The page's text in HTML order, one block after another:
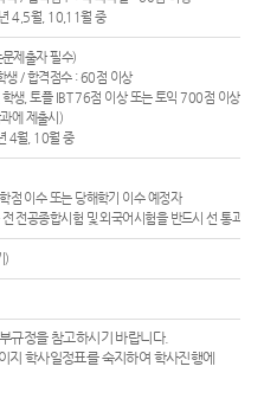
4,5월, 10,11월 중
문제출자 필수)
생 / 합격점수 : 60점 이상
학생, 토플 IBT 76점 이상 또는 토익 700점 이상 취
에 제출시)
4월, 10월 중
점 이수 또는 당해학기 이수 예정자
전공종합시험 및 외국어시험을 반드시 선 통과하
)
규정을 참고하시기 바랍니다.
학사일정표를 숙지하여 학사진행에